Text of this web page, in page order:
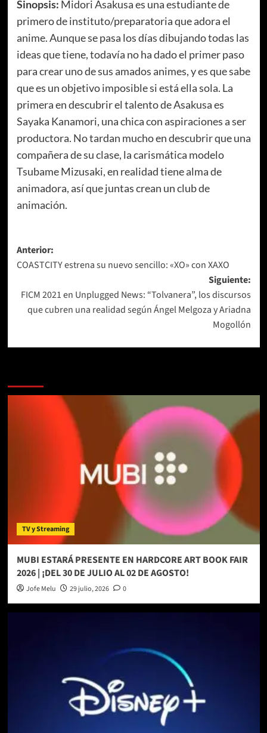
Sinopsis: Midori Asakusa es una estudiante de
primero de instituto/preparatoria que adora el
anime. Aunque se pasa los días dibujando todas las
ideas que tiene, todavía no ha dado el primer paso
para crear uno de sus amados animes, y es que sabe
que es un objetivo imposible si está ella sola. La
primera en descubrir el talento de Asakusa es
Sayaka Kanamori, una chica con aspiraciones a ser
productora. No tardan mucho en descubrir que una
compañera de su clase, la carismática modelo
Tsubame Mizusaki, en realidad tiene alma de
animadora, así que juntas crean un club de
animación.
Navegación
de
entradas
Anterior:
COASTCITY estrena su nuevo sencillo: «XO» con XAXO
Siguiente:
FICM 2021 en Unplugged News: “Tolvanera”, los discursos
que cubren una realidad según Ángel Melgoza y Ariadna
Mogollón
TV y Streaming
MUBI ESTARÁ PRESENTE EN HARDCORE ART BOOK FAIR
2026 | ¡DEL 30 DE JULIO AL 02 DE AGOSTO!
Jofe Melu 29 julio, 2026 0